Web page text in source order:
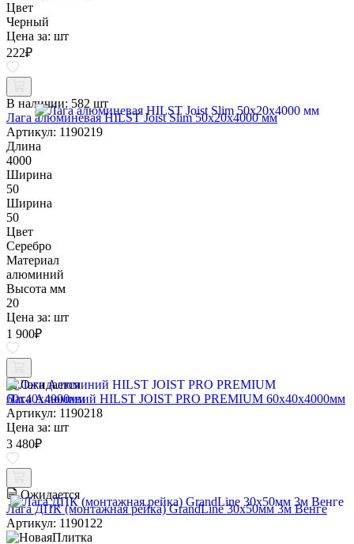
Цвет
Черный
Цена за: шт
222₽
В наличии: 582 шт
Лага алюминевая HILST Joist Slim 50х20х4000 мм
Артикул: 1190219
Длина
4000
Ширина
50
Ширина
50
Цвет
Серебро
Материал
алюминий
Высота мм
20
Цена за: шт
1 900₽
Ожидается
Лага Алюминий HILST JOIST PRO PREMIUM 60х40х4000мм
Артикул: 1190218
Цена за: шт
3 480₽
Ожидается
Лага ДПК (монтажная рейка) GrandLine 30х50мм 3м Венге
Артикул: 1190122